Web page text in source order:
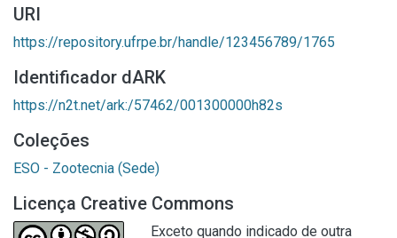
URI
https://repository.ufrpe.br/handle/123456789/1765
Identificador dARK
https://n2t.net/ark:/57462/001300000h82s
Coleções
ESO - Zootecnia (Sede)
Licença Creative Commons
Exceto quando indicado de outra